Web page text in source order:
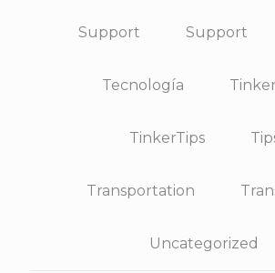
Support Support
Tecnología
TinkerTips
Transportation
Uncategorized